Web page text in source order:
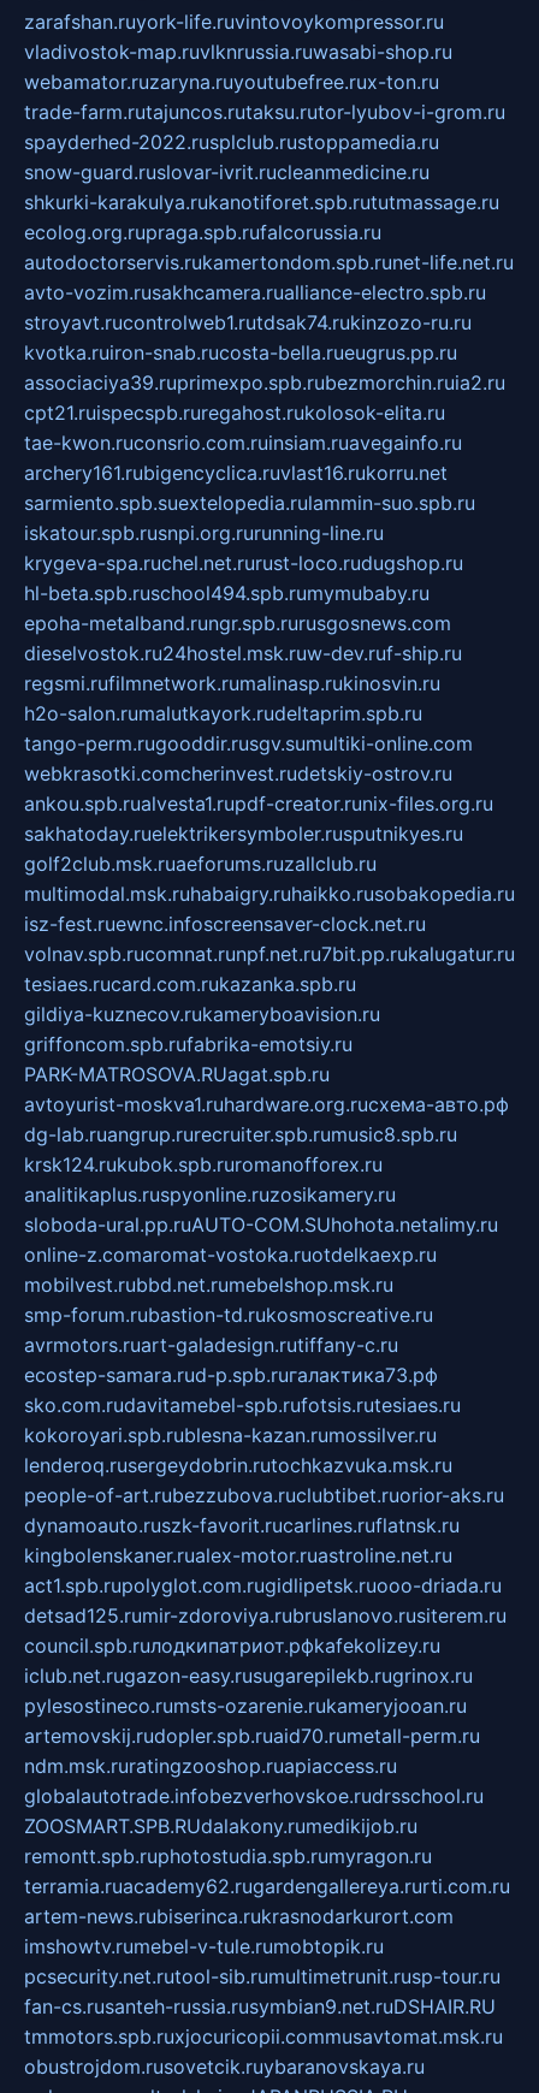
zarafshan.ruyork-life.ruvintovoykompressor.ru
vladivostok-map.ruvlknrussia.ruwasabi-shop.ru
webamator.ruzaryna.ruyoutubefree.rux-ton.ru
trade-farm.rutajuncos.rutaksu.rutor-lyubov-i-grom.ru
spayderhed-2022.rusplclub.rustoppamedia.ru
snow-guard.ruslovar-ivrit.rucleanmedicine.ru
shkurki-karakulya.rukanotiforet.spb.rututmassage.ru
ecolog.org.rupraga.spb.rufalcorussia.ru
autodoctorservis.rukamertondom.spb.runet-life.net.ru
avto-vozim.rusakhcamera.rualliance-electro.spb.ru
stroyavt.rucontrolweb1.rutdsak74.rukinzozo-ru.ru
kvotka.ruiron-snab.rucosta-bella.rueugrus.pp.ru
associaciya39.ruprimexpo.spb.rubezmorchin.ruia2.ru
cpt21.ruispecspb.ruregahost.rukolosok-elita.ru
tae-kwon.ruconsrio.com.ruinsiam.ruavegainfo.ru
archery161.rubigencyclica.ruvlast16.rukorru.net
sarmiento.spb.suextelopedia.rulammin-suo.spb.ru
iskatour.spb.rusnpi.org.rurunning-line.ru
krygeva-spa.ruchel.net.rurust-loco.rudugshop.ru
hl-beta.spb.ruschool494.spb.rumymubaby.ru
epoha-metalband.rungr.spb.rurusgosnews.com
dieselvostok.ru24hostel.msk.ruw-dev.ruf-ship.ru
regsmi.rufilmnetwork.rumalinasp.rukinosvin.ru
h2o-salon.rumalutkayork.rudeltaprim.spb.ru
tango-perm.rugooddir.rusgv.sumultiki-online.com
webkrasotki.comcherinvest.rudetskiy-ostrov.ru
ankou.spb.rualvesta1.rupdf-creator.runix-files.org.ru
sakhatoday.ruelektrikersymboler.rusputnikyes.ru
golf2club.msk.ruaeforums.ruzallclub.ru
multimodal.msk.ruhabaigry.ruhaikko.rusobakopedia.ru
isz-fest.ruewnc.infoscreensaver-clock.net.ru
volnav.spb.rucomnat.runpf.net.ru7bit.pp.rukalugatur.ru
tesiaes.rucard.com.rukazanka.spb.ru
gildiya-kuznecov.rukameryboavision.ru
griffoncom.spb.rufabrika-emotsiy.ru
PARK-MATROSOVA.RUagat.spb.ru
avtoyurist-moskva1.ruhardware.org.ruсхема-авто.рф
dg-lab.ruangrup.rurecruiter.spb.rumusic8.spb.ru
krsk124.rukubok.spb.ruromanofforex.ru
analitikaplus.ruspyonline.ruzosikamery.ru
sloboda-ural.pp.ruAUTO-COM.SUhohota.netalimy.ru
online-z.comaromat-vostoka.ruotdelkaexp.ru
mobilvest.rubbd.net.rumebelshop.msk.ru
smp-forum.rubastion-td.rukosmoscreative.ru
avrmotors.ruart-galadesign.rutiffany-c.ru
ecostep-samara.rud-p.spb.ruгалактика73.рф
sko.com.rudavitamebel-spb.rufotsis.rutesiaes.ru
kokoroyari.spb.rublesna-kazan.rumossilver.ru
lenderoq.rusergeydobrin.rutochkazvuka.msk.ru
people-of-art.rubezzubova.ruclubtibet.ruorior-aks.ru
dynamoauto.ruszk-favorit.rucarlines.ruflatnsk.ru
kingbolenskaner.rualex-motor.ruastroline.net.ru
act1.spb.rupolyglot.com.rugidlipetsk.ruooo-driada.ru
detsad125.rumir-zdoroviya.rubruslanovo.rusiterem.ru
council.spb.ruлодкипатриот.рфkafekolizey.ru
iclub.net.rugazon-easy.rusugarepilekb.rugrinox.ru
pylesostineco.rumsts-ozarenie.rukameryjooan.ru
artemovskij.rudopler.spb.ruaid70.rumetall-perm.ru
ndm.msk.ruratingzooshop.ruapiaccess.ru
globalautotrade.infobezverhovskoe.rudrsschool.ru
ZOOSMART.SPB.RUdalakony.rumedikijob.ru
remontt.spb.ruphotostudia.spb.rumyragon.ru
terramia.ruacademy62.rugardengallereya.rurti.com.ru
artem-news.rubiserinca.rukrasnodarkurort.com
imshowtv.rumebel-v-tule.rumobtopik.ru
pcsecurity.net.rutool-sib.rumultimetrunit.rusp-tour.ru
fan-cs.rusanteh-russia.rusymbian9.net.ruDSHAIR.RU
tmmotors.spb.ruxjocuricopii.commusavtomat.msk.ru
obustrojdom.rusovetcik.ruybaranovskaya.ru